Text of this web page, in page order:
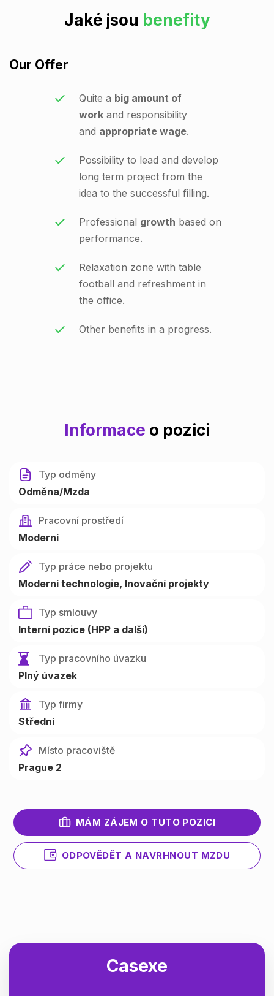
Jaké jsou benefity
Our Offer
Quite a big amount of
work and responsibility
and appropriate wage.
Possibility to lead and develop
long term project from the
idea to the successful filling.
Professional growth based on
performance.
Relaxation zone with table
football and refreshment in
the office.
Other benefits in a progress.
Informace o pozici
Typ odměny
Odměna/Mzda
Pracovní prostředí
Moderní
Typ práce nebo projektu
Moderní technologie Inovační projekty
Typ smlouvy
Interní pozice (HPP a další)
Typ pracovního úvazku
Plný úvazek
Typ firmy
Střední
Místo pracoviště
Prague 2
MÁM ZÁJEM O TUTO POZICI
ODPOVĚDĚT A NAVRHNOUT MZDU
Casexe